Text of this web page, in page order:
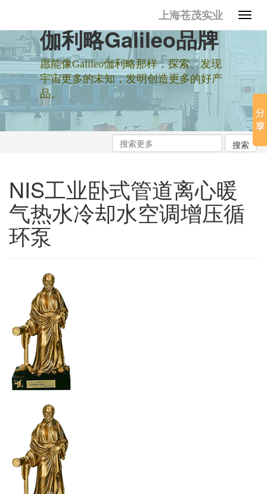
上海苍茂实业
伽利略Galileo品牌
愿能像Galileo伽利略那样，探索、发现
宇宙更多的未知，发明创造更多的好产
品。
NIS工业卧式管道离心暖
气热水冷却水空调增压循
环泵